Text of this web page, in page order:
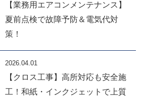
【業務用エアコンメンテナンス】
夏前点検で故障予防＆電気代対
策！
2026.04.01
【クロス工事】高所対応も安全施
工！和紙・インクジェットで上質